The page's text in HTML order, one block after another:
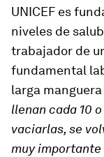
UNICEF es
niveles de
trabajador de
fundamental
larga
llenan cada 10 o
vaciarlas, se
muy